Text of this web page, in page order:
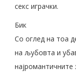
секс играчки.
Бик
Со оглед на тоа
на љубовта и
најромантичните